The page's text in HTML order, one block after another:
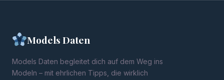
Models Daten
Models Daten begleitet dich auf dem Weg ins
Modeln – mit ehrlichen Tipps, die wirklich